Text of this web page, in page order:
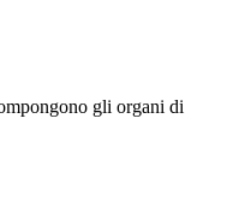
gli organi di